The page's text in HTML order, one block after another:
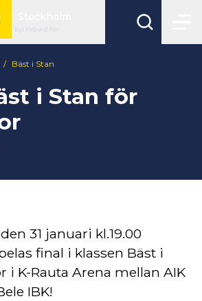
Byt förbund här
/ Bäst i Stan
i Stan för
31 januari kl.19.00
final i klassen Bäst i
i K-Rauta Arena mellan AIK
IBK!